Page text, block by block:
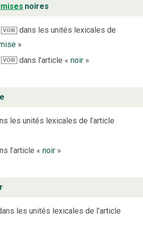
noires
VOIR dans les unités lexicales de
»
VOIR dans l’article « noir»
les unités lexicales de l’article
l’article « noir»
les unités lexicales de l’article